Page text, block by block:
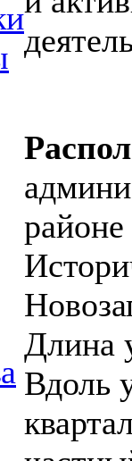
районе
Длина
Вдоль